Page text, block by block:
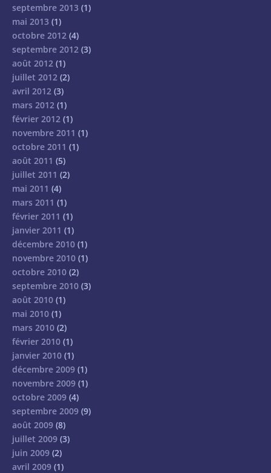
septembre 2013 (1)
mai 2013 (1)
octobre 2012 (4)
septembre 2012 (3)
août 2012 (1)
juillet 2012 (2)
avril 2012 (3)
mars 2012 (1)
février 2012 (1)
novembre 2011 (1)
octobre 2011 (1)
août 2011 (5)
juillet 2011 (2)
mai 2011 (4)
mars 2011 (1)
février 2011 (1)
janvier 2011 (1)
décembre 2010 (1)
novembre 2010 (1)
octobre 2010 (2)
septembre 2010 (3)
août 2010 (1)
mai 2010 (1)
mars 2010 (2)
février 2010 (1)
janvier 2010 (1)
décembre 2009 (1)
novembre 2009 (1)
octobre 2009 (4)
septembre 2009 (9)
août 2009 (8)
juillet 2009 (3)
juin 2009 (2)
avril 2009 (1)